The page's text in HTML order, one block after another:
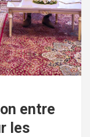
entre
les